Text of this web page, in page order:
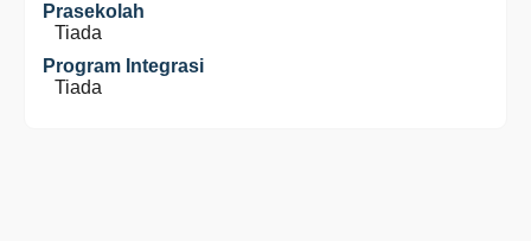
Prasekolah
Tiada
Program Integrasi
Tiada